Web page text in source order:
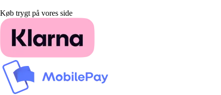
Køb trygt på vores side